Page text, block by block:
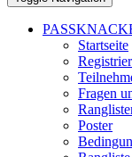
Startseite
Fragen
Poster